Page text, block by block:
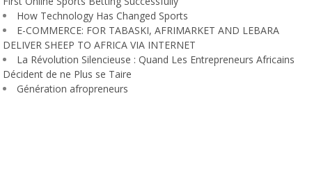
How Technology Has Changed Sports
E-COMMERCE: FOR TABASKI, AFRIMARKET AND LEBARA
DELIVER SHEEP TO AFRICA VIA INTERNET
La Révolution Silencieuse : Quand Les Entrepreneurs Africains
Décident de ne Plus se Taire
Génération afropreneurs